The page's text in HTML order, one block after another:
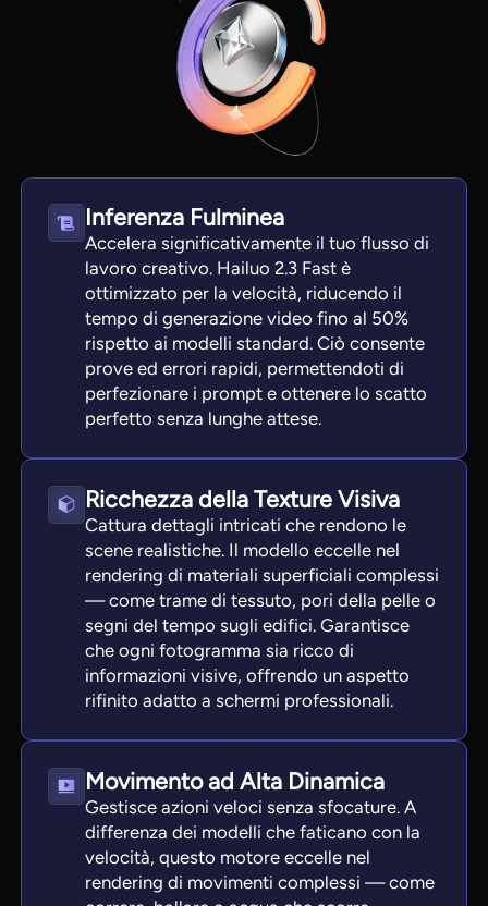
Inferenza Fulminea
Accelera significativamente il tuo flusso di
lavoro creativo. Hailuo 2.3 Fast è
ottimizzato per la velocità, riducendo il
tempo di generazione video fino al 50%
rispetto ai modelli standard. Ciò consente
prove ed errori rapidi, permettendoti di
perfezionare i prompt e ottenere lo scatto
perfetto senza lunghe attese.
Ricchezza della Texture Visiva
Cattura dettagli intricati che rendono le
scene realistiche. Il modello eccelle nel
rendering di materiali superficiali complessi
— come trame di tessuto, pori della pelle o
segni del tempo sugli edifici. Garantisce
che ogni fotogramma sia ricco di
informazioni visive, offrendo un aspetto
rifinito adatto a schermi professionali.
Movimento ad Alta Dinamica
Gestisce azioni veloci senza sfocature. A
differenza dei modelli che faticano con la
velocità, questo motore eccelle nel
rendering di movimenti complessi — come